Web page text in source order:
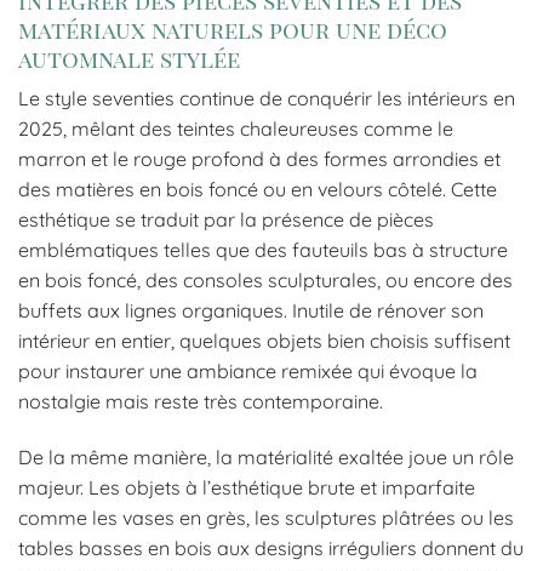
matériaux naturels pour une déco
automnale stylée
Le style seventies continue de conquérir les intérieurs en
2025, mêlant des teintes chaleureuses comme le
marron et le rouge profond à des formes arrondies et
des matières en bois foncé ou en velours côtelé. Cette
esthétique se traduit par la présence de pièces
emblématiques telles que des fauteuils bas à structure
en bois foncé, des consoles sculpturales, ou encore des
buffets aux lignes organiques. Inutile de rénover son
intérieur en entier, quelques objets bien choisis suffisent
pour instaurer une ambiance remixée qui évoque la
nostalgie mais reste très contemporaine.
De la même manière, la matérialité exaltée joue un rôle
majeur. Les objets à l’esthétique brute et imparfaite
comme les vases en grès, les sculptures plâtrées ou les
tables basses en bois aux designs irréguliers donnent du